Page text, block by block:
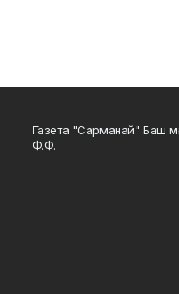
Газета "Сарманай" Баш
Ф.Ф.